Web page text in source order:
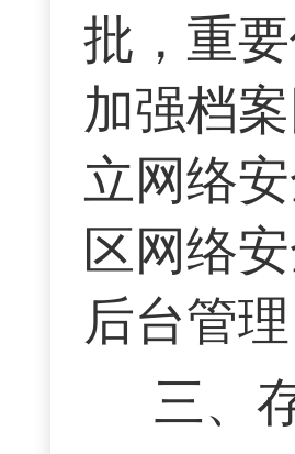
批，重
加强档
立网络
区网络
后台管
三、